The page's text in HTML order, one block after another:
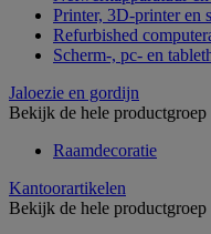
Printer, 3D-printer en
Refurbished
Scherm-, pc- en
Jaloezie en gordijn
Bekijk de hele productgroep
Raamdecoratie
Kantoorartikelen
Bekijk de hele productgroep